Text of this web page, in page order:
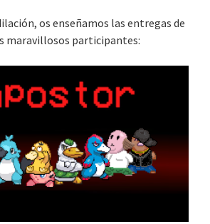
os enseñamos las entregas de
maravillosos participantes: